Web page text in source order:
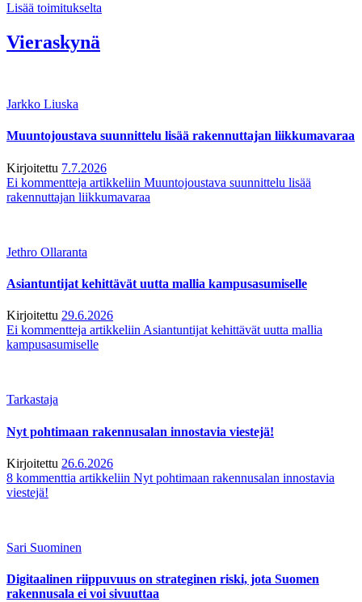
Lisää toimitukselta
Vieraskynä
Jarkko Liuska
Muuntojoustava suunnittelu lisää rakennuttajan liikkumavaraa
Kirjoitettu 7.7.2026
Ei kommentteja artikkeliin Muuntojoustava suunnittelu lisää
rakennuttajan liikkumavaraa
Jethro Ollaranta
Asiantuntijat kehittävät uutta mallia kampusasumiselle
Kirjoitettu 29.6.2026
Ei kommentteja artikkeliin Asiantuntijat kehittävät uutta mallia
kampusasumiselle
Tarkastaja
Nyt pohtimaan rakennusalan innostavia viestejä!
Kirjoitettu 26.6.2026
8 kommenttia artikkeliin Nyt pohtimaan rakennusalan innostavia
viestejä!
Sari Suominen
Digitaalinen riippuvuus on strateginen riski, jota Suomen
rakennusala ei voi sivuuttaa